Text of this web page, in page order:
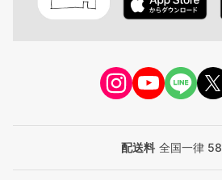
配送料 全国一律